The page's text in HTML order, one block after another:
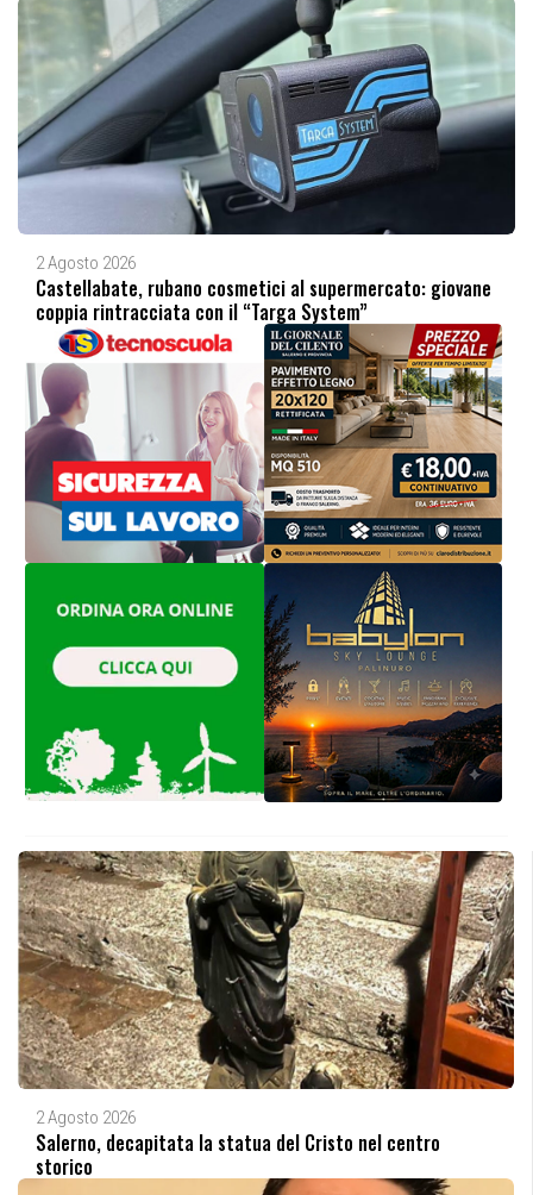
2 Agosto 2026
Castellabate, rubano cosmetici al supermercato: giovane
coppia rintracciata con il “Targa System”
2 Agosto 2026
Salerno, decapitata la statua del Cristo nel centro
storico